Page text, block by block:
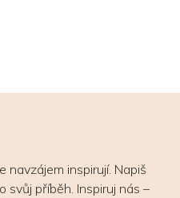
navzájem inspirují. Napiš
svůj příběh. Inspiruj nás –